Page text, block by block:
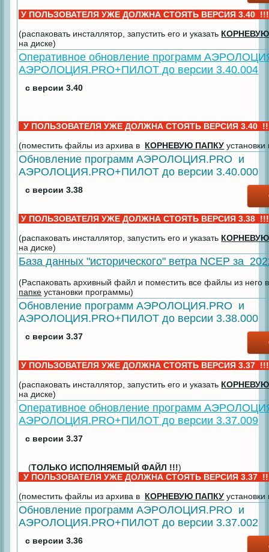
У ПОЛЬЗОВАТЕЛЯ УЖЕ ДОЛЖНА СТОЯТЬ ВЕРСИЯ 3.40
(распаковать инсталлятор, запустить его и указать
на диске)
Оперативное обновление программ
АЭРОЛОЦИЯ.PRO+ПИЛОТ до версии 3.40.004
с версии 3.40
У ПОЛЬЗОВАТЕЛЯ УЖЕ ДОЛЖНА СТОЯТЬ ВЕРСИЯ 3.40
(поместить файлы из архива в КОРНЕВУЮ ПАПКУ
Обновление программ АЭРОЛОЦИЯ.PRO и
АЭРОЛОЦИЯ.PRO+ПИЛОТ до версии 3.40.000
с версии 3.38
У ПОЛЬЗОВАТЕЛЯ УЖЕ ДОЛЖНА СТОЯТЬ ВЕРСИЯ 3.38
(распаковать инсталлятор, запустить его и указать
на диске)
База данных "исторического" ветра NCEP за
(Распаковать архивный файл и поместить все файлы из него
папке установки программы)
Обновление программ АЭРОЛОЦИЯ.PRO и
АЭРОЛОЦИЯ.PRO+ПИЛОТ до версии 3.38.000
с версии 3.37
У ПОЛЬЗОВАТЕЛЯ УЖЕ ДОЛЖНА СТОЯТЬ ВЕРСИЯ 3.37
(распаковать инсталлятор, запустить его и указать
на диске)
Оперативное обновление программ
АЭРОЛОЦИЯ.PRO+ПИЛОТ до версии 3.37.009
с версии 3.37
(ТОЛЬКО ИСПОЛНЯЕМЫЙ ФАЙЛ !!!)
У ПОЛЬЗОВАТЕЛЯ УЖЕ ДОЛЖНА СТОЯТЬ ВЕРСИЯ 3.37
(поместить файлы из архива в КОРНЕВУЮ ПАПКУ
Обновление программ АЭРОЛОЦИЯ.PRO и
АЭРОЛОЦИЯ.PRO+ПИЛОТ до версии 3.37.002
с версии 3.36